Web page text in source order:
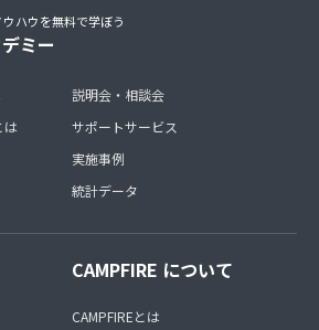
ハウを無料で学ぼう
ミー
は
説明会・相談会
サポートサービス
実施事例
統計データ
CAMPFIRE について
CAMPFIREとは